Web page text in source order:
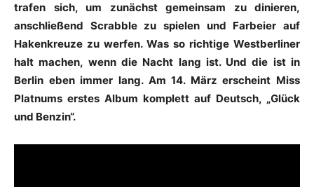
trafen sich, um zunächst gemeinsam zu dinieren,
anschließend Scrabble zu spielen und Farbeier auf
Hakenkreuze zu werfen. Was so richtige Westberliner
halt machen, wenn die Nacht lang ist. Und die ist in
Berlin eben immer lang. Am 14. März erscheint Miss
Platnums erstes Album komplett auf Deutsch, „Glück
und Benzin“.